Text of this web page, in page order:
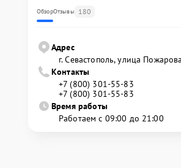
ОбзорОтзывы 180
Адрес
г. Севастополь, улица
Контакты
+7 (800) 301-55-83
+7 (800) 301-55-83
Время работы
Работаем с 09:00 до 21:00